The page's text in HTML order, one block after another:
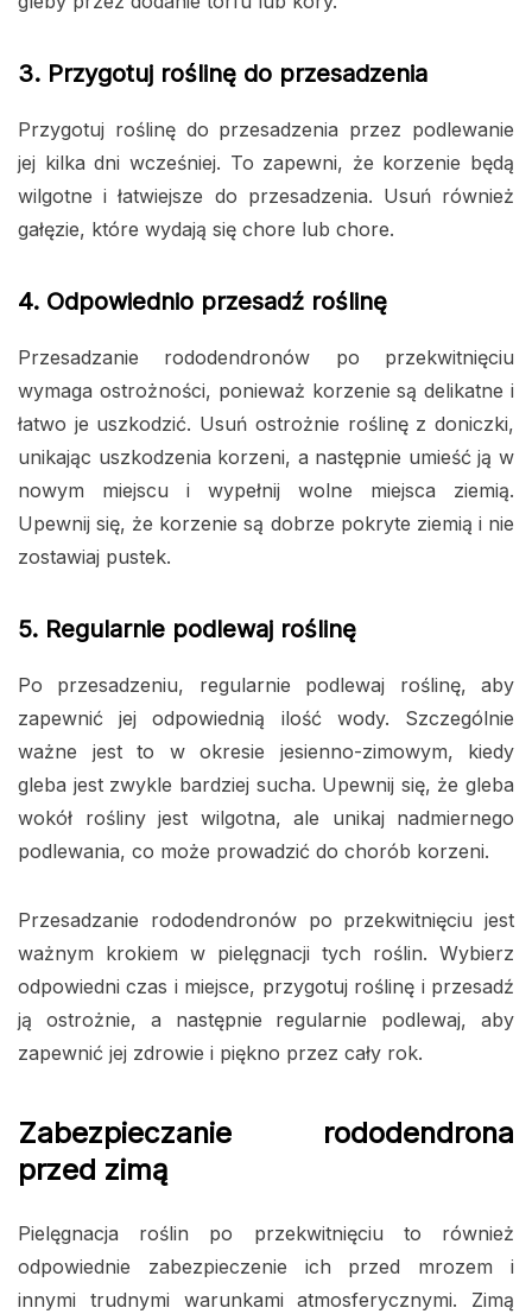
3. Przygotuj roślinę do przesadzenia
Przygotuj roślinę do przesadzenia przez podlewanie
jej kilka dni wcześniej. To zapewni, że korzenie będą
wilgotne i łatwiejsze do przesadzenia. Usuń również
gałęzie, które wydają się chore lub chore.
4. Odpowiednio przesadź roślinę
Przesadzanie rododendronów po przekwitnięciu
wymaga ostrożności, ponieważ korzenie są delikatne i
łatwo je uszkodzić. Usuń ostrożnie roślinę z doniczki,
unikając uszkodzenia korzeni, a następnie umieść ją w
nowym miejscu i wypełnij wolne miejsca ziemią.
Upewnij się, że korzenie są dobrze pokryte ziemią i nie
zostawiaj pustek.
5. Regularnie podlewaj roślinę
Po przesadzeniu, regularnie podlewaj roślinę, aby
zapewnić jej odpowiednią ilość wody. Szczególnie
ważne jest to w okresie jesienno-zimowym, kiedy
gleba jest zwykle bardziej sucha. Upewnij się, że gleba
wokół rośliny jest wilgotna, ale unikaj nadmiernego
podlewania, co może prowadzić do chorób korzeni.
Przesadzanie rododendronów po przekwitnięciu jest
ważnym krokiem w pielęgnacji tych roślin. Wybierz
odpowiedni czas i miejsce, przygotuj roślinę i przesadź
ją ostrożnie, a następnie regularnie podlewaj, aby
zapewnić jej zdrowie i piękno przez cały rok.
Zabezpieczanie rododendrona
przed zimą
Pielęgnacja roślin po przekwitnięciu to również
odpowiednie zabezpieczenie ich przed mrozem i
innymi trudnymi warunkami atmosferycznymi. Zimą